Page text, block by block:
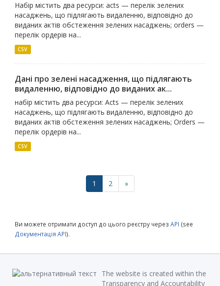
Набір містить два ресурси: acts — перелік зелених
насаджень, що підлягають видаленню, відповідно до
виданих актів обстеження зелених насаджень; orders —
перелік ордерів на...
CSV
Дані про зелені насадження, що підлягають
видаленню, відповідно до виданих ак...
набір містить два ресурси: Acts — перелік зелених
насаджень, що підлягають видаленню, відповідно до
виданих актів обстеження зелених насаджень; Orders —
перелік ордерів на...
CSV
1 2 »
Ви можете отримати доступ до цього реєстру через API (see
Документація API).
The website is created within the
Transparency and Accountability